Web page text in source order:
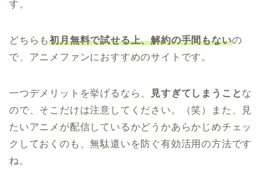
す。
どちらも初月無料で試せる上、解約の手間もないの
で、アニメファンにおすすめのサイトです。
一つデメリットを挙げるなら、 見すぎてしまうことな
ので、そこだけは注意してください。（笑）また、見
たいアニメが配信しているかどうかあらかじめチェッ
クしておくのも、無駄遣いを防ぐ有効活用の方法です
ね。